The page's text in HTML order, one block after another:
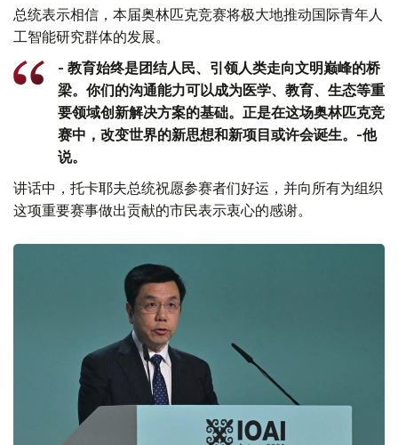
总统表示相信，本届奥林匹克竞赛将极大地推动国际青年人
工智能研究群体的发展。
- 教育始终是团结人民、引领人类走向文明巅峰的桥
梁。你们的沟通能力可以成为医学、教育、生态等重
要领域创新解决方案的基础。正是在这场奥林匹克竞
赛中，改变世界的新思想和新项目或许会诞生。-他
说。
讲话中，托卡耶夫总统祝愿参赛者们好运，并向所有为组织
这项重要赛事做出贡献的市民表示衷心的感谢。